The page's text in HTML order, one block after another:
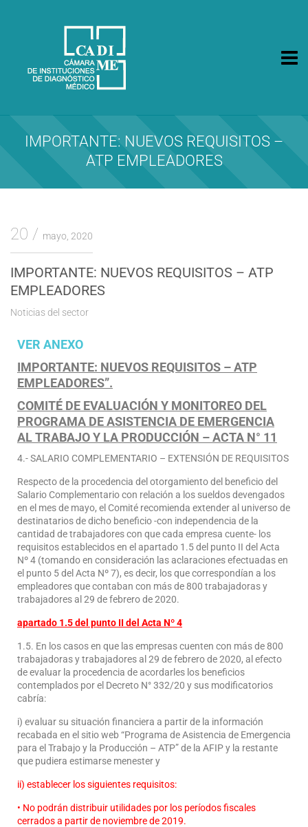
CA.DI.ME.
Cámara de Instituciones de Diagnóstico Médico
IMPORTANTE: NUEVOS REQUISITOS –
ATP EMPLEADORES
20 mayo, 2020
IMPORTANTE: NUEVOS REQUISITOS – ATP
EMPLEADORES
Noticias del sector
VER ANEXO
IMPORTANTE: NUEVOS REQUISITOS – ATP
EMPLEADORES”.
COMITÉ DE EVALUACIÓN Y MONITOREO DEL
PROGRAMA DE ASISTENCIA DE EMERGENCIA
AL TRABAJO Y LA PRODUCCIÓN – ACTA N° 11
4.- SALARIO COMPLEMENTARIO – EXTENSIÓN DE REQUISITOS
Respecto de la procedencia del otorgamiento del beneficio del
Salario Complementario con relación a los sueldos devengados
en el mes de mayo, el Comité recomienda extender al universo de
destinatarios de dicho beneficio -con independencia de la
cantidad de trabajadores con que cada empresa cuente- los
requisitos establecidos en el apartado 1.5 del punto II del Acta
Nº 4 (tomando en consideración las aclaraciones efectuadas en
el punto 5 del Acta Nº 7), es decir, los que correspondían a los
empleadores que contaban con más de 800 trabajadoras y
trabajadores al 29 de febrero de 2020.
apartado 1.5 del punto II del Acta Nº 4
1.5. En los casos en que las empresas cuenten con más de 800
trabajadoras y trabajadores al 29 de febrero de 2020, al efecto
de evaluar la procedencia de acordarles los beneficios
contemplados por el Decreto N° 332/20 y sus modificatorios
cabría:
i) evaluar su situación financiera a partir de la información
recabada en el sitio web “Programa de Asistencia de Emergencia
para el Trabajo y la Producción – ATP” de la AFIP y la restante
que pudiera estimarse menester y
ii) establecer los siguientes requisitos:
• No podrán distribuir utilidades por los períodos fiscales
cerrados a partir de noviembre de 2019.